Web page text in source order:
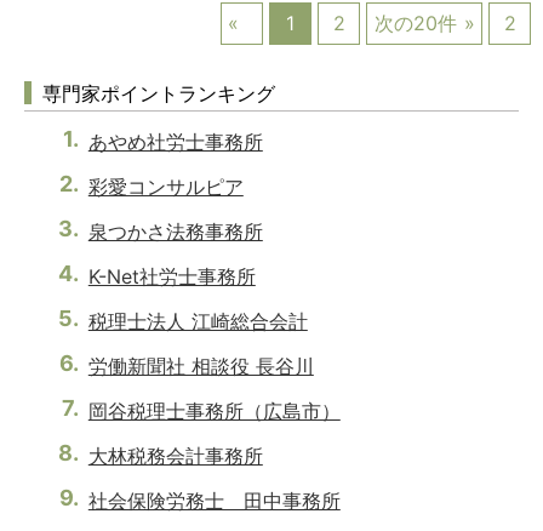
1
2 次の20件 2
専門家ポイントランキング
あやめ社労士事務所
彩愛コンサルピア
泉つかさ法務事務所
K-Net社労士事務所
税理士法人 江崎総合会計
労働新聞社 相談役 長谷川
岡谷税理士事務所（広島市）
大林税務会計事務所
社会保険労務士 田中事務所